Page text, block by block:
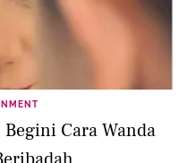
Cara Wanda